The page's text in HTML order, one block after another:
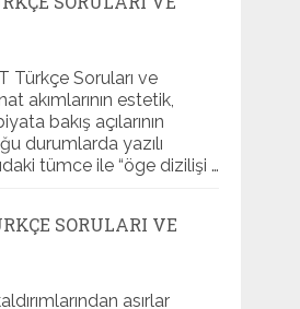
Türkçe Soruları ve
akımlarının estetik,
bakış açılarının
durumlarda yazılı
tümce ile “öge dizilişi …
SORULARI VE
asırlar